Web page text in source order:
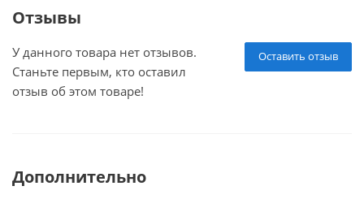
Отзывы
Оставить отзыв
У данного товара нет отзывов.
Станьте первым, кто оставил
отзыв об этом товаре!
Дополнительно